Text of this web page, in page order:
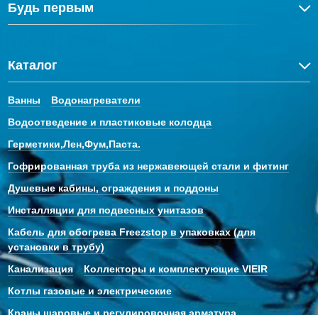
Будь первым
Каталог
Ванны
Водонагреватели
Водоотведение и пластиковые колодца
Герметики,Лен,Фум,Паста.
Гофрированная труба из нержавеющей стали и фитинг
Душевые кабины, ограждения и поддоны
Инсталляции для подвесных унитазов
Кабель для обогрева Freezstop в упаковках (для
установки в трубу)
Канализация
Коллекторы и комплектующие VIEIR
Котлы газовые и электрические